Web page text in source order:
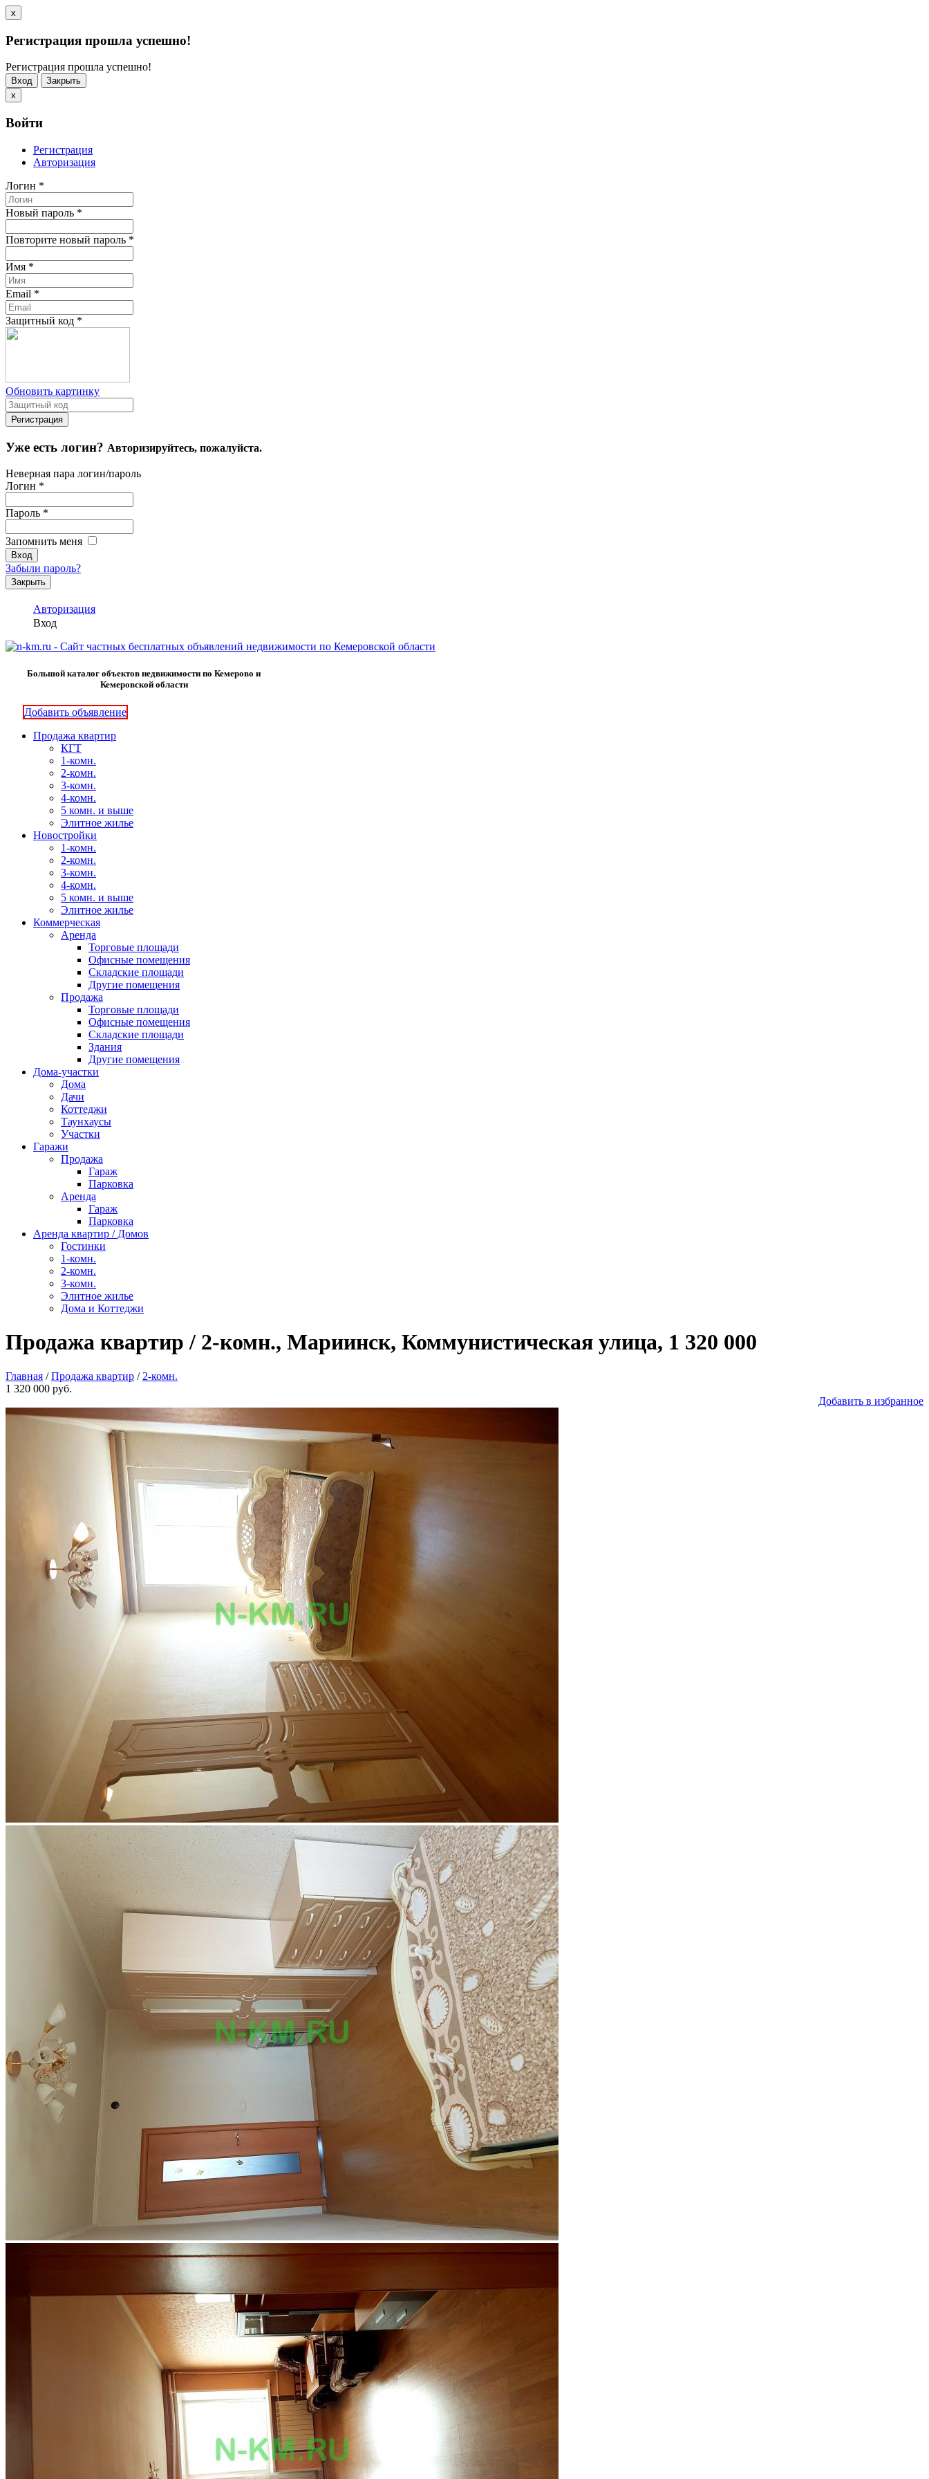
x
Регистрация прошла успешно!
Регистрация прошла успешно!
Вход
Закрыть
x
Войти
Регистрация
Авторизация
Логин *
Новый пароль *
Повторите новый пароль *
Имя *
Email *
Защитный код *
Обновить картинку
Уже есть логин? Авторизируйтесь, пожалуйста.
Неверная пара логин/пароль
Логин *
Пароль *
Запомнить меня
Забыли пароль?
Закрыть
Авторизация
Вход
Большой каталог объектов недвижимости по Кемерово и
Кемеровской области
Добавить объявление
Продажа квартир
КГТ
1-комн.
2-комн.
3-комн.
4-комн.
5 комн. и выше
Элитное жилье
Новостройки
1-комн.
2-комн.
3-комн.
4-комн.
5 комн. и выше
Элитное жилье
Коммерческая
Аренда
Торговые площади
Офисные помещения
Складские площади
Другие помещения
Продажа
Торговые площади
Офисные помещения
Складские площади
Здания
Другие помещения
Дома-участки
Дома
Дачи
Коттеджи
Таунхаусы
Участки
Гаражи
Продажа
Гараж
Парковка
Аренда
Гараж
Парковка
Аренда квартир / Домов
Гостинки
1-комн.
2-комн.
3-комн.
Элитное жилье
Дома и Коттеджи
Продажа квартир / 2-комн., Мариинск, Коммунистическая улица, 1 320 000
Главная /Продажа квартир / 2-комн.
1 320 000 руб.
Добавить в избранное